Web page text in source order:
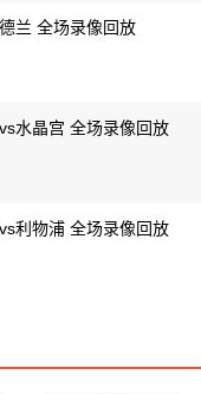
兰 全场录像回放
水晶宫 全场录像回放
利物浦 全场录像回放